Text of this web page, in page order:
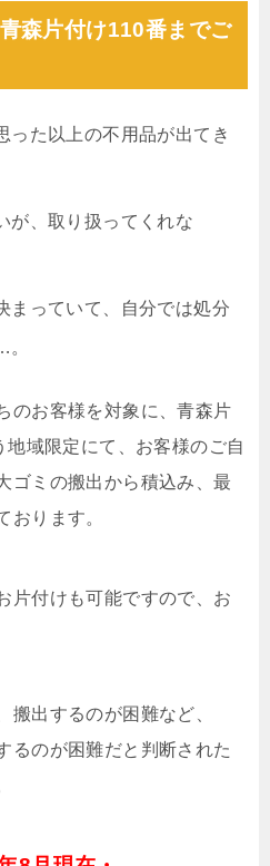
森片付け110番までご
った以上の不用品が出てき
が、取り扱ってくれな
まっていて、自分では処分
のお客様を対象に、青森片
域限定にて、お客様のご自
ゴミの搬出から積込み、最
おります。
片付けも可能ですので、お
搬出するのが困難など、
るのが困難だと判断された